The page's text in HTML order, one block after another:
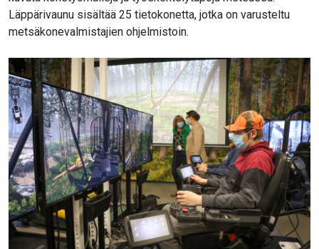
Läppärivaunu sisältää 25 tietokonetta, jotka on varusteltu
metsäkonevalmistajien ohjelmistoin.